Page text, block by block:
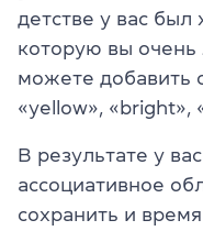
детстве у вас был
которую вы очень
можете добавить
«yellow», «bright»,
В результате у
ассоциативное
сохранить и